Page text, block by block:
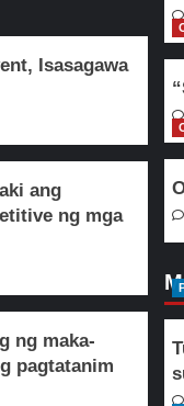
Isasagawa
ang
ng mga
ng maka-
pagtatanim